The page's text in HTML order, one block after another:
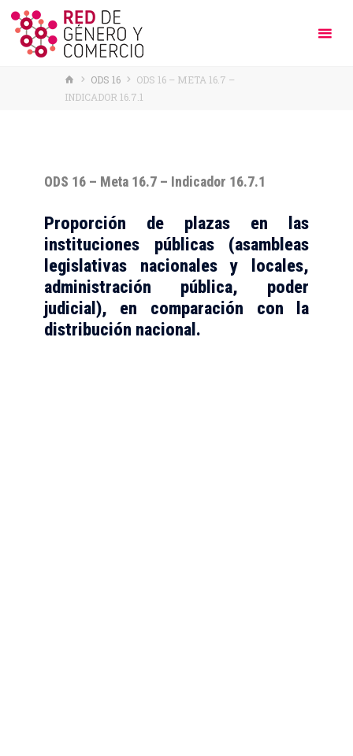
HOME
ODS 16
ODS 16 – META 16.7 –
INDICADOR 16.7.1
ODS 16 – Meta 16.7 – Indicador 16.7.1
Proporción de plazas en las
instituciones públicas (asambleas
legislativas nacionales y locales,
administración pública, poder
judicial), en comparación con la
distribución nacional.